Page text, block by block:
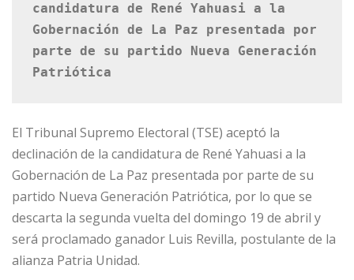
candidatura de René Yahuasi a la
Gobernación de La Paz presentada por
parte de su partido Nueva Generación
Patriótica
El Tribunal Supremo Electoral (TSE) aceptó la
declinación de la candidatura de René Yahuasi a la
Gobernación de La Paz presentada por parte de su
partido Nueva Generación Patriótica, por lo que se
descarta la segunda vuelta del domingo 19 de abril y
será proclamado ganador Luis Revilla, postulante de la
alianza Patria Unidad.